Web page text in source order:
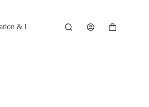
& Refund Policy
Shopping